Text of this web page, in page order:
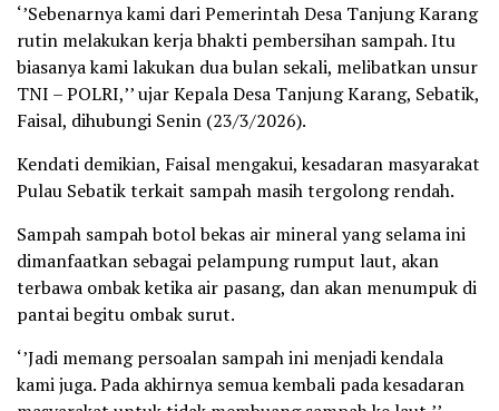
‘’Sebenarnya kami dari Pemerintah Desa Tanjung Karang
rutin melakukan kerja bhakti pembersihan sampah. Itu
biasanya kami lakukan dua bulan sekali, melibatkan unsur
TNI – POLRI,’’ ujar Kepala Desa Tanjung Karang, Sebatik,
Faisal, dihubungi Senin (23/3/2026).
Kendati demikian, Faisal mengakui, kesadaran masyarakat
Pulau Sebatik terkait sampah masih tergolong rendah.
Sampah sampah botol bekas air mineral yang selama ini
dimanfaatkan sebagai pelampung rumput laut, akan
terbawa ombak ketika air pasang, dan akan menumpuk di
pantai begitu ombak surut.
‘’Jadi memang persoalan sampah ini menjadi kendala
kami juga. Pada akhirnya semua kembali pada kesadaran